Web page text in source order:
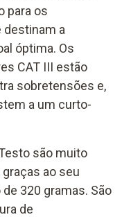
para os
destinam a
óptima. Os
CAT III estão
sobretensões e,
a um curto-
são muito
ao seu
320 gramas. São
de